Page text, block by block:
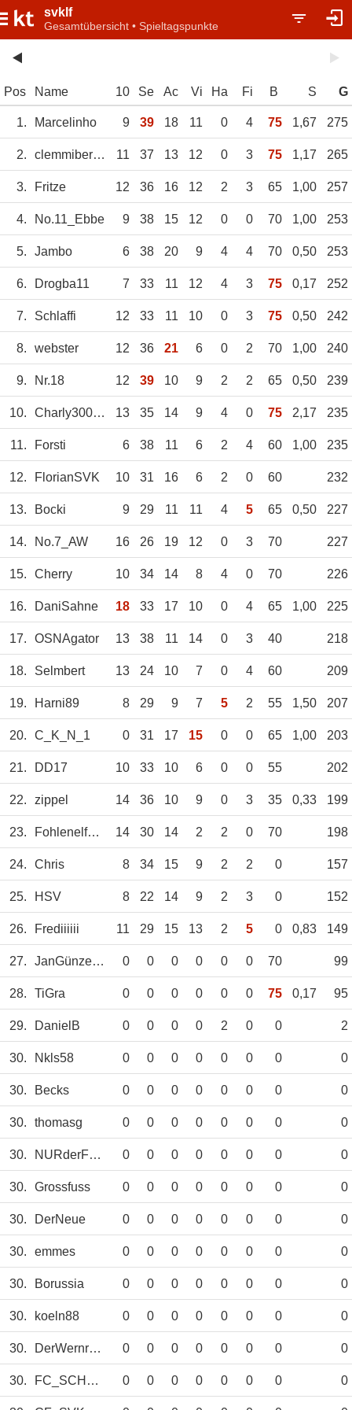
svklf
Gesamtübersicht • Spieltagspunkte
Pos Name 10 Se Ac Vi Ha Fi B S G
1. Marcelinho 9 39 18 11 0 4 75 1,67 275
2. clemmibertno15 11 37 13 12 0 3 75 1,17 265
3. Fritze 12 36 16 12 2 3 65 1,00 257
4. No.11_Ebbe 9 38 15 12 0 0 70 1,00 253
5. Jambo 6 38 20 9 4 4 70 0,50 253
6. Drogba11 7 33 11 12 4 3 75 0,17 252
7. Schlaffi 12 33 11 10 0 3 75 0,50 242
8. webster 12 36 21 6 0 2 70 1,00 240
9. Nr.18 12 39 10 9 2 2 65 0,50 239
10. Charly30052004 13 35 14 9 4 0 75 2,17 235
11. Forsti 6 38 11 6 2 4 60 1,00 235
12. FlorianSVK 10 31 16 6 2 0 60 232
13. Bocki 9 29 11 11 4 5 65 0,50 227
14. No.7_AW 16 26 19 12 0 3 70 227
15. Cherry 10 34 14 8 4 0 70 226
16. DaniSahne 18 33 17 10 0 4 65 1,00 225
17. OSNAgator 13 38 11 14 0 3 40 218
18. Selmbert 13 24 10 7 0 4 60 209
19. Harni89 8 29 9 7 5 2 55 1,50 207
20. C_K_N_1 0 31 17 15 0 0 65 1,00 203
21. DD17 10 33 10 6 0 0 55 202
22. zippel 14 36 10 9 0 3 35 0,33 199
23. Fohlenelfsven 14 30 14 2 2 0 70 198
24. Chris 8 34 15 9 2 2 0 157
25. HSV 8 22 14 9 2 3 0 152
26. Frediiiiii 11 29 15 13 2 5 0 0,83 149
27. JanGünzelmann 0 0 0 0 0 0 70 99
28. TiGra 0 0 0 0 0 0 75 0,17 95
29. DanielB 0 0 0 0 2 0 0 2
30. Nkls58 0 0 0 0 0 0 0 0
30. Becks 0 0 0 0 0 0 0 0
30. thomasg 0 0 0 0 0 0 0 0
30. NURderFCC 0 0 0 0 0 0 0 0
30. Grossfuss 0 0 0 0 0 0 0 0
30. DerNeue 0 0 0 0 0 0 0 0
30. emmes 0 0 0 0 0 0 0 0
30. Borussia 0 0 0 0 0 0 0 0
30. koeln88 0 0 0 0 0 0 0 0
30. DerWernroeder 0 0 0 0 0 0 0 0
30. FC_SCHALKE_04 0 0 0 0 0 0 0 0